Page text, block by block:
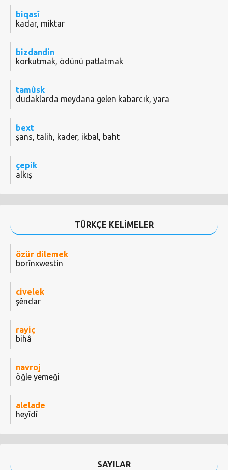
biqasî
kadar, miktar
bizdandin
korkutmak, ödünü patlatmak
tamûsk
dudaklarda meydana gelen kabarcık, yara
bext
şans, talih, kader, ikbal, baht
çepik
alkış
TÜRKÇE KELİMELER
özür dilemek
borînxwestin
civelek
şêndar
rayiç
bihâ
navroj
öğle yemeği
alelade
heyîdî
SAYILAR